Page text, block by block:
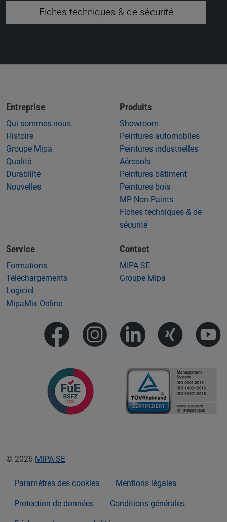
Fiches techniques & de sécurité
Entreprise
Qui sommes-nous
Histoire
Groupe Mipa
Qualité
Durabilité
Nouvelles
Produits
Showroom
Peintures automobiles
Peintures industrielles
Aérosols
Peintures bâtiment
Peintures bois
MP Non-Paints
Fiches techniques & de
sécurité
Service
Formations
Téléchargements
Logiciel
MipaMix Online
Contact
MIPA SE
Groupe Mipa
© 2026 MIPA SE
Paramètres des cookies Mentions légales
Protection de données Conditions générales